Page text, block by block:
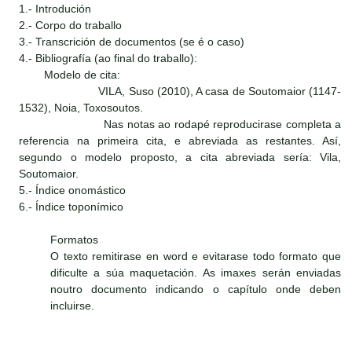
1.- Introdución
2.- Corpo do traballo
3.- Transcrición de documentos (se é o caso)
4.- Bibliografía (ao final do traballo):
Modelo de cita:
VILA, Suso (2010), A casa de Soutomaior (1147-
1532), Noia, Toxosoutos.
Nas notas ao rodapé reproducirase completa a
referencia na primeira cita, e abreviada as restantes. Así,
segundo o modelo proposto, a cita abreviada sería: Vila,
Soutomaior.
5.- Índice onomástico
6.- Índice toponímico
Formatos
O texto remitirase en word e evitarase todo formato que
dificulte a súa maquetación. As imaxes serán enviadas
noutro documento indicando o capítulo onde deben
incluirse.